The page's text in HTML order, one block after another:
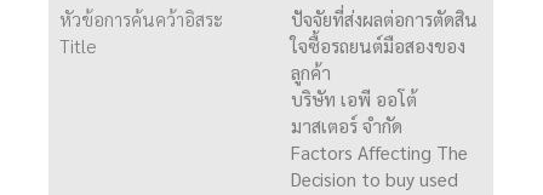
หัวข้อการค้นคว้าอิสระ
Title
ปัจจัยที่ส่งผลต่อการตัดสิน
ใจซื้อรถยนต์มือสองของ
ลูกค้า
บริษัท เอพี ออโต้
มาสเตอร์ จำกัด
Factors Affecting The
Decision to buy used